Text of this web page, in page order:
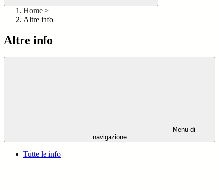
Home >
Altre info
Altre info
Menu di
navigazione
Tutte le info